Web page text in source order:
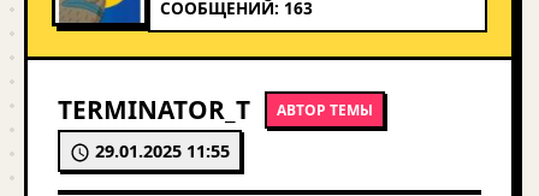
СООБЩЕНИЙ: 163
TERMINATOR_T АВТОР ТЕМЫ
29.01.2025 11:55